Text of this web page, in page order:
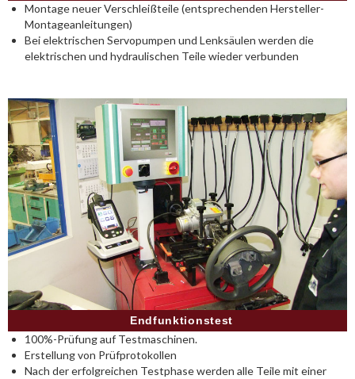
Montage neuer Verschleißteile (entsprechenden Hersteller-
Montageanleitungen)
Bei elektrischen Servopumpen und Lenksäulen werden die
elektrischen und hydraulischen Teile wieder verbunden
Endfunktionstest
100%-Prüfung auf Testmaschinen.
Erstellung von Prüfprotokollen
Nach der erfolgreichen Testphase werden alle Teile mit einer